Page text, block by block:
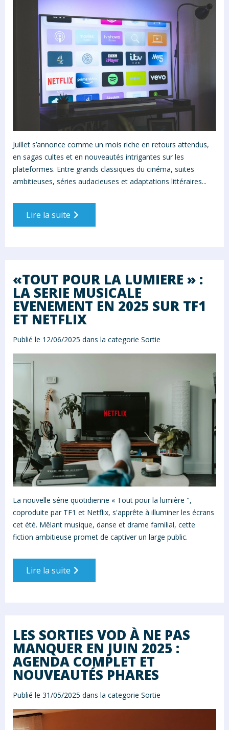
Juillet s’annonce comme un mois riche en retours attendus,
en sagas cultes et en nouveautés intrigantes sur les
plateformes. Entre grands classiques du cinéma, suites
ambitieuses, séries audacieuses et adaptations littéraires...
Lire la suite
«TOUT POUR LA LUMIERE » :
LA SERIE MUSICALE
EVENEMENT EN 2025 SUR TF1
ET NETFLIX
Publié le 12/06/2025 dans la categorie Sortie
La nouvelle série quotidienne « Tout pour la lumière ",
coproduite par TF1 et Netflix, s'apprête à illuminer les écrans
cet été. Mêlant musique, danse et drame familial, cette
fiction ambitieuse promet de captiver un large public.
Lire la suite
LES SORTIES VOD À NE PAS
MANQUER EN JUIN 2025 :
AGENDA COMPLET ET
NOUVEAUTÉS PHARES
Publié le 31/05/2025 dans la categorie Sortie